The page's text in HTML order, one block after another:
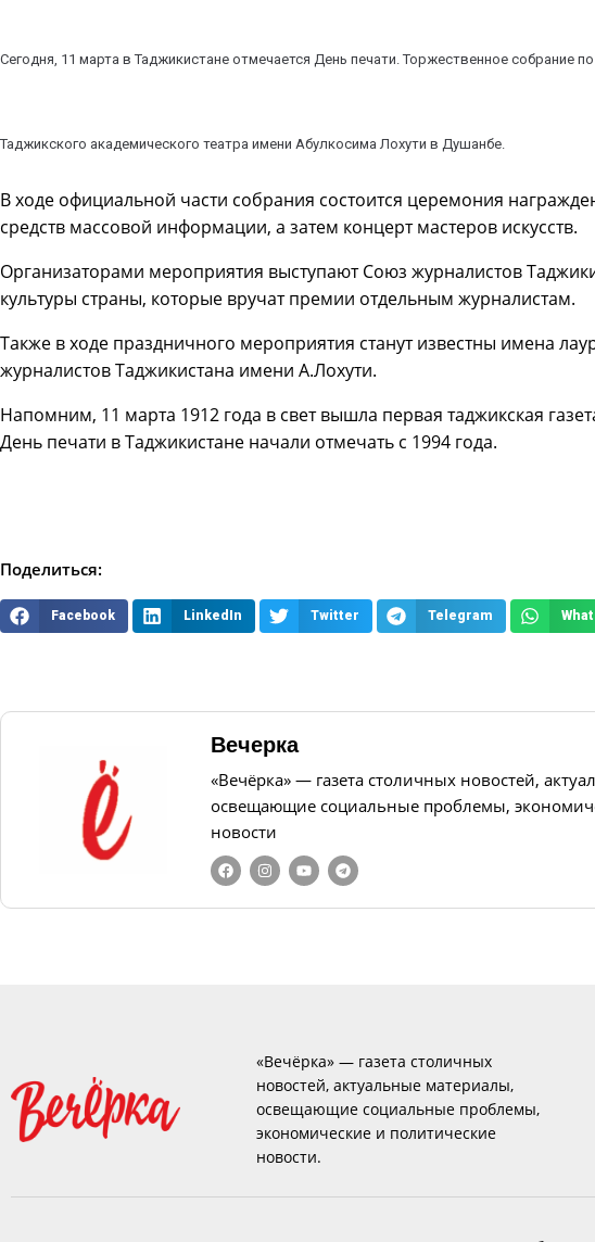
Сегодня, 11 марта в Таджикистане отмечается День печати. Торжественное собрание
Таджикского академического театра имени Абулкосима Лохути в Душанбе.
В ходе официальной части собрания состоится церемония
средств массовой информации, а затем концерт мастеров искусств.
Организаторами мероприятия выступают Союз журналистов
культуры страны, которые вручат премии отдельным журналистам.
Также в ходе праздничного мероприятия станут известны имена
журналистов Таджикистана имени А.Лохути.
Напомним, 11 марта 1912 года в свет вышла первая таджикская
День печати в Таджикистане начали отмечать с 1994 года.
Поделиться:
Facebook LinkedIn Twitter Telegram
Вечерка
«Вечёрка» — газета столичных новостей,
освещающие социальные проблемы,
новости
«Вечёрка» — газета столичных
новостей, актуальные материалы,
освещающие социальные проблемы,
экономические и политические
новости.